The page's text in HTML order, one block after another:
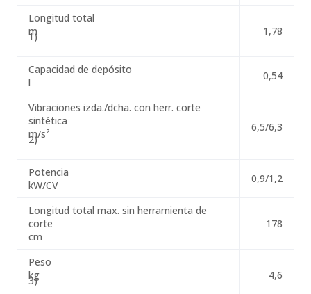
Longitud total
m
1) 1,78
Capacidad de depósito
l
0,54
Vibraciones izda./dcha. con herr. corte
sintética
m/s²
2)
6,5/6,3
Potencia
kW/CV
0,9/1,2
Longitud total max. sin herramienta de
corte
cm
178
Peso
kg
3) 4,6